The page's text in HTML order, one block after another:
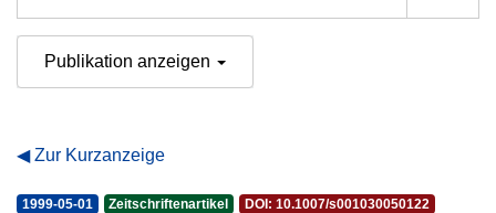
Publikation anzeigen
Zur Kurzanzeige
1999-05-01 Zeitschriftenartikel DOI: 10.1007/s001030050122